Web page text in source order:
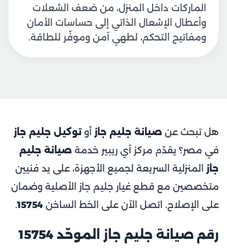
الماركات داخل المنزل، من ضعف الشعلات
وأعطال الإشعال الذاتي إلى حساسات الأمان
ومفاتيح التحكم، لطهي آمن وموفّر للطاقة.
هل تبحث عن صيانة جليم جاز أوتوكيل جليم جاز
في مصر؟ يقدّم مركز آي ريبير خدمة صيانة جليم
جاز المنزلية السريعة لجميع الأجهزة، على يد فنيين
متخصصين مع قطع غيار جليم جاز الأصلية وضمان
على الإصلاح. اتصل الآن على الخط الساخن 15754
.
رقم صيانة جليم جاز الموحّد 15754